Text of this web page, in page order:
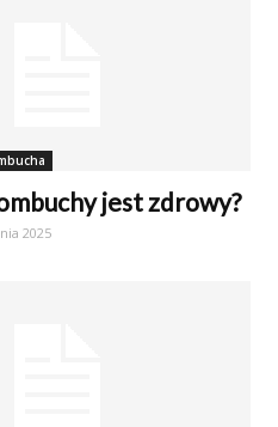
jest zdrowy?
2025